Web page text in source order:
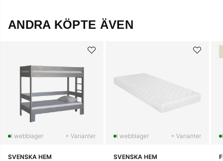
ANDRA KÖPTE ÄVEN
+ Varianter
SVENSKA HEM
+ Varianter
SVENSKA HEM